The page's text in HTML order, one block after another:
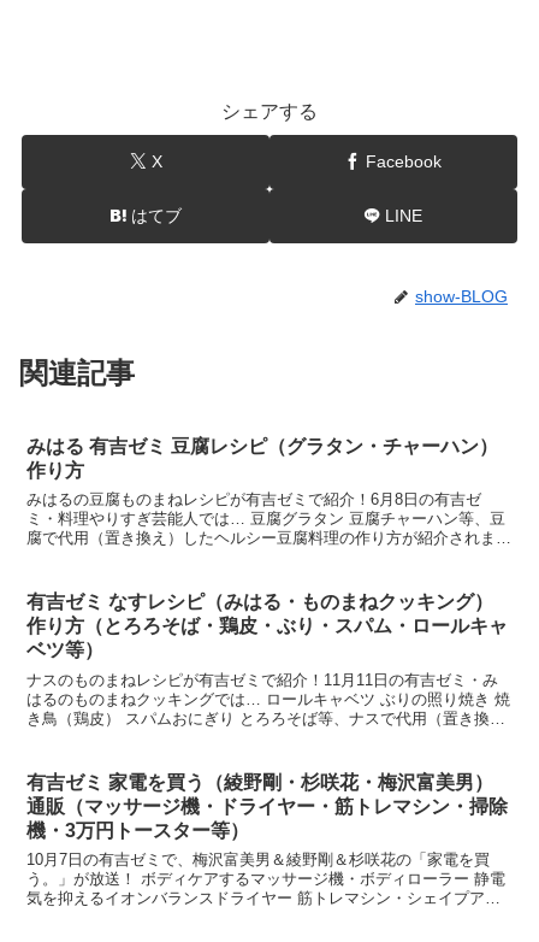
シェアする
X Facebook
はてブ LINE
show-BLOG
関連記事
みはる 有吉ゼミ 豆腐レシピ（グラタン・チャーハン）
作り方
みはるの豆腐ものまねレシピが有吉ゼミで紹介！6月8日の有吉ゼ
ミ・料理やりすぎ芸能人では… 豆腐グラタン 豆腐チャーハン等、豆
腐で代用（置き換え）したヘルシー豆腐料理の作り方が紹介されまし
有吉ゼミ なすレシピ（みはる・ものまねクッキング）
作り方（とろろそば・鶏皮・ぶり・スパム・ロールキャ
ベツ等）
ナスのものまねレシピが有吉ゼミで紹介！11月11日の有吉ゼミ・み
はるのものまねクッキングでは… ロールキャベツ ぶりの照り焼き 焼
き鳥（鶏皮） スパムおにぎり とろろそば等、ナスで代用（置き換
有吉ゼミ 家電を買う（綾野剛・杉咲花・梅沢富美男）
通販（マッサージ機・ドライヤー・筋トレマシン・掃除
機・3万円トースター等）
10月7日の有吉ゼミで、梅沢富美男＆綾野剛＆杉咲花の「家電を買
う。」が放送！ ボディケアするマッサージ機・ボディローラー 静電
気を抑えるイオンバランスドライヤー 筋トレマシン・シェイプアッ